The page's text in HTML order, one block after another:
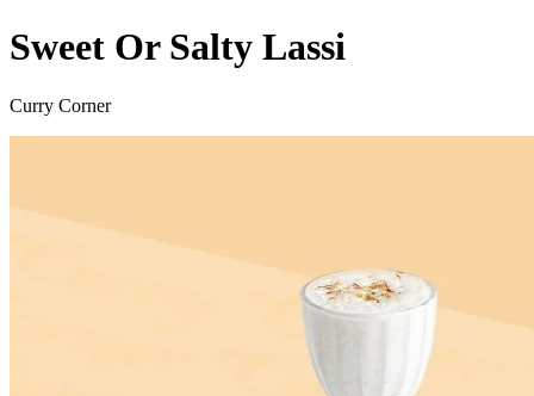
Sweet Or Salty Lassi
Curry Corner